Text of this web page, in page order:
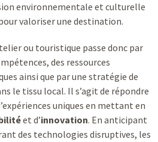
environnementale et culturelle
valoriser une destination.
ou touristique passe donc par
des ressources
ainsi que par une stratégie de
le tissu local. Il s’agit de répondre
uniques en mettant en
et d’innovation. En anticipant
des technologies disruptives, les